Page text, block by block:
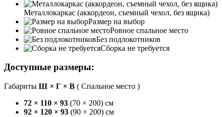
Металлокаркас (аккордеон, съемный чехол, без ящика)
Размер на выбор
Ровное спальное место
Без подлокотников
Сборка не требуется
Доступные размеры:
Габариты Ш × Г × В ( Спальное место )
72 × 110 × 93 (70 × 200) см
92 × 120 × 93 (90 × 200) см